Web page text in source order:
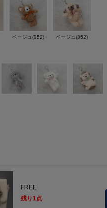
ベージュ(052) ベージュ(852)
FREE
残り1点